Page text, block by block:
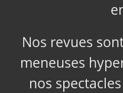
Nos revues
meneuses
nos